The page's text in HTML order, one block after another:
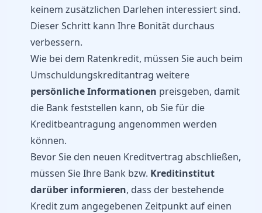
keinem zusätzlichen Darlehen interessiert sind.
Dieser Schritt kann Ihre Bonität durchaus
verbessern.
Wie bei dem Ratenkredit, müssen Sie auch beim
Umschuldungskreditantrag weitere
persönliche Informationen preisgeben, damit
die Bank feststellen kann, ob Sie für die
Kreditbeantragung angenommen werden
können.
Bevor Sie den neuen Kreditvertrag abschließen,
müssen Sie Ihre Bank bzw. Kreditinstitut
darüber informieren, dass der bestehende
Kredit zum angegebenen Zeitpunkt auf einen